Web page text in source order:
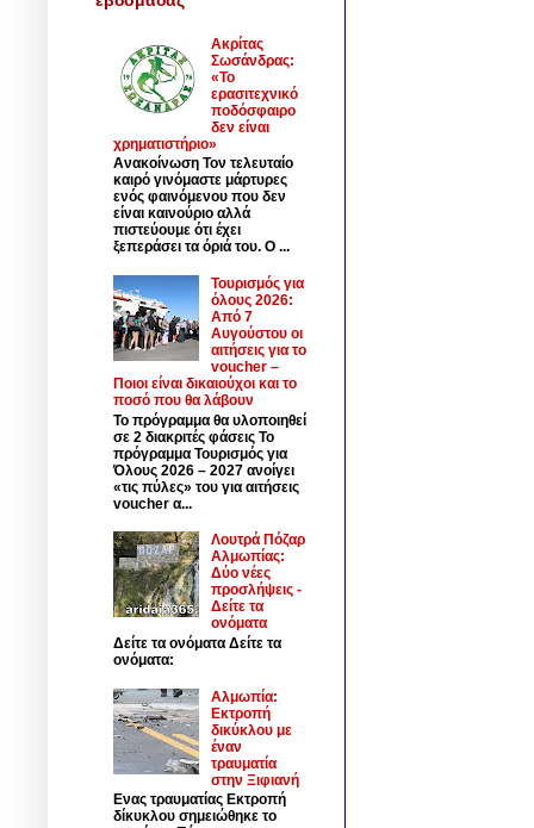
Ακρίτας
Σωσάνδρας:
«Το
ερασιτεχνικό
ποδόσφαιρο
δεν είναι
χρηματιστήριο»
Ανακοίνωση Τον τελευταίο
καιρό γινόμαστε μάρτυρες
ενός φαινόμενου που δεν
είναι καινούριο αλλά
πιστεύουμε ότι έχει
ξεπεράσει τα όριά του. Ο ...
Τουρισμός για
όλους 2026:
Από 7
Αυγούστου οι
αιτήσεις για το
voucher –
Ποιοι είναι δικαιούχοι και το
ποσό που θα λάβουν
Το πρόγραμμα θα υλοποιηθεί
σε 2 διακριτές φάσεις Το
πρόγραμμα Τουρισμός για
Όλους 2026 – 2027 ανοίγει
«τις πύλες» του για αιτήσεις
voucher α...
Λουτρά Πόζαρ
Αλμωπίας:
Δύο νέες
προσλήψεις -
Δείτε τα
ονόματα
Δείτε τα ονόματα Δείτε τα
ονόματα:
Αλμωπία:
Εκτροπή
δικύκλου με
έναν
τραυματία
στην Ξιφιανή
Ενας τραυματίας Εκτροπή
δίκυκλου σημειώθηκε το